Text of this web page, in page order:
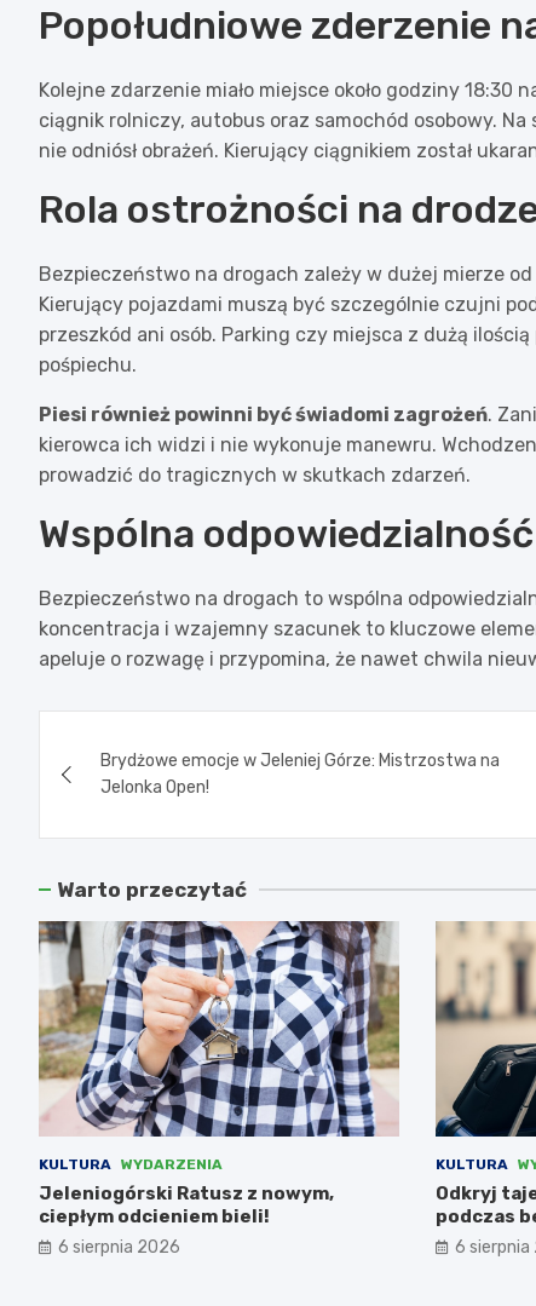
Popołudniowe zderzenie
Kolejne zdarzenie miało miejsce około godziny 18:30
ciągnik rolniczy, autobus oraz samochód osobowy.
nie odniósł obrażeń. Kierujący ciągnikiem został
Rola ostrożności na
Bezpieczeństwo na drogach zależy w dużej mierze
Kierujący pojazdami muszą być szczególnie czujni
przeszkód ani osób. Parking czy miejsca z dużą
pośpiechu.
Piesi również powinni być świadomi zagrożeń.
kierowca ich widzi i nie wykonuje manewru.
prowadzić do tragicznych w skutkach zdarzeń.
Wspólna
Bezpieczeństwo na drogach to wspólna
koncentracja i wzajemny szacunek to kluczowe
apeluje o rozwagę i przypomina, że nawet chwila
wpisuBrydżowe emocje w Jeleniej Górze: Mistrzostwa na
Jelonka Open!
Warto przeczytać
KULTURA WYDARZENIA
Jeleniogórski Ratusz z nowym,
ciepłym odcieniem bieli!
6 sierpnia 2026
KULTURA
Odkryj
podczas
6 sierpnia